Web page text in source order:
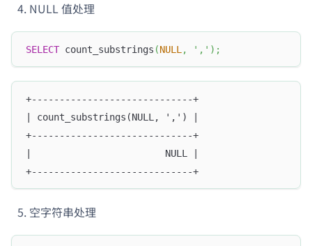
NULL 值处理
SELECT count_substrings (NULL , ',' ) ;
+-----------------------------+
| count_substrings(NULL, ',') |
+-----------------------------+
|                        NULL |
+-----------------------------+
空字符串处理